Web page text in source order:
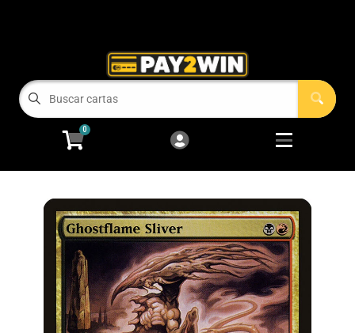
Menu
COMPRAMOS TUS CARTAS!
Magic: The Gathering Open
Pokémon Open
One Piece
Juegos de Mesa
0